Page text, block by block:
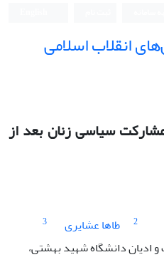
انقلاب اسلامی
سیاسی زنان بعد از
2 طاها عشایری
3
ادیان دانشگاه شهید بهشتی،